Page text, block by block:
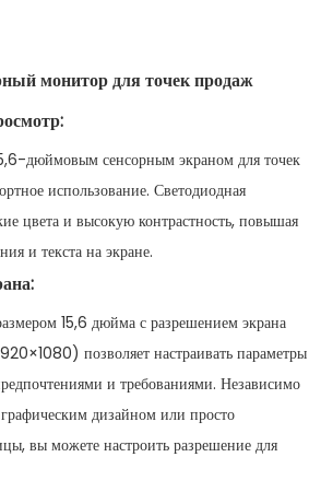
монитор для точек продаж
дюймовым сенсорным экраном для точек
использование. Светодиодная
цвета и высокую контрастность, повышая
и текста на экране.
15,6 дюйма с разрешением экрана
позволяет настраивать параметры
и требованиями. Независимо
дизайном или просто
вы можете настроить разрешение для